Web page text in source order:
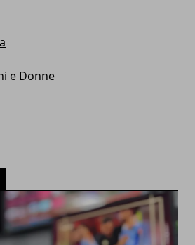
e Donne